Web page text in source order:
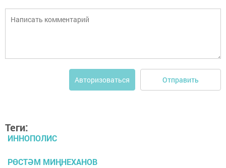
Авторизоваться Отправить
Теги:
ИННОПОЛИС
РӨСТӘМ МИҢНЕХАНОВ